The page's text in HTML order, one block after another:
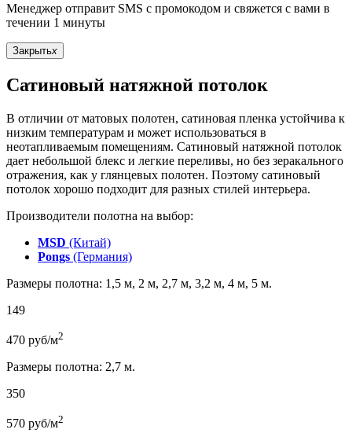
Менеджер отправит SMS с промокодом и свяжется с вами в
течении 1 минуты
Закрытьx
Сатиновый натяжной потолок
В отличии от матовых полотен, сатиновая пленка устойчива к
низким температурам и может использоваться в
неотапливаемым помещениям. Сатиновый натяжной потолок
дает небольшой блекс и легкие переливы, но без зеракального
отражения, как у глянцевых полотен. Поэтому сатиновый
потолок хорошо подходит для разных стилей интерьера.
Производители полотна на выбор:
MSD (Китай)
Pongs (Германия)
Размеры полотна: 1,5 м, 2 м, 2,7 м, 3,2 м, 4 м, 5 м.
149
470 руб/м2
Размеры полотна: 2,7 м.
350
570 руб/м2